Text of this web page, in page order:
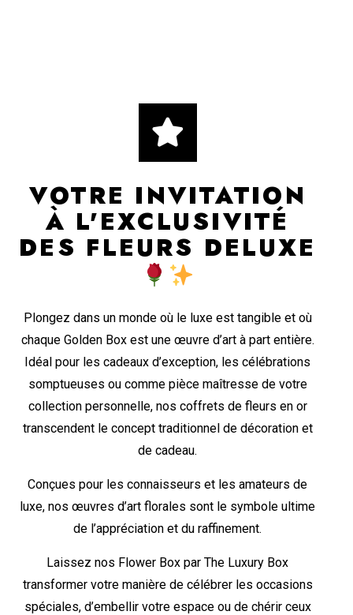
VOTRE INVITATION
À L'EXCLUSIVITÉ
DES FLEURS DELUXE
Plongez dans un monde où le luxe est tangible et où
chaque Golden Box est une œuvre d’art à part entière.
Idéal pour les cadeaux d’exception, les célébrations
somptueuses ou comme pièce maîtresse de votre
collection personnelle, nos coffrets de fleurs en or
transcendent le concept traditionnel de décoration et
de cadeau.
Conçues pour les connaisseurs et les amateurs de
luxe, nos œuvres d’art florales sont le symbole ultime
de l’appréciation et du raffinement.
Laissez nos Flower Box par The Luxury Box
transformer votre manière de célébrer les occasions
spéciales, d’embellir votre espace ou de chérir ceux